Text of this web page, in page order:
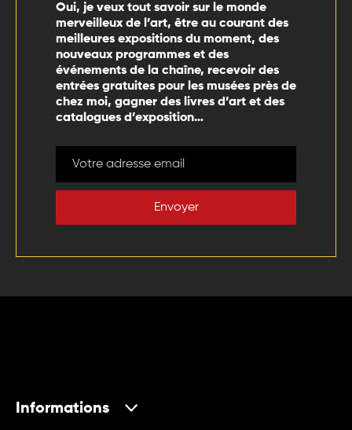
Oui, je veux tout savoir sur le monde
merveilleux de l’art, être au courant des
meilleures expositions du moment, des
nouveaux programmes et des
événements de la chaîne, recevoir des
entrées gratuites pour les musées près de
chez moi, gagner des livres d’art et des
catalogues d’exposition…
Envoyer
Informations